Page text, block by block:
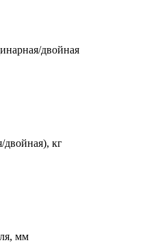
двойная
двойная), кг
мм